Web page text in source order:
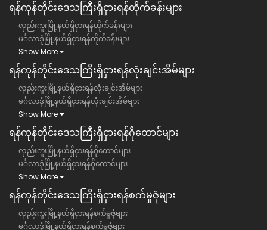
ရန်ကုန်တိုင်းဒေသကြီး​​ရှိငှားရန်တိုက်ခန်းများ
လှည်းကူးမြို့နယ်ရှိငှားရန်တိုက်ခန်းများ
မင်္ဂလာဒုံမြို့နယ်ရှိငှားရန်တိုက်ခန်းများ
Show More
ရန်ကုန်တိုင်းဒေသကြီး​​ရှိငှားရန်လုံးချင်းအိမ်များ
လှည်းကူးမြို့နယ်ရှိငှားရန်လုံးချင်းအိမ်များ
မင်္ဂလာဒုံမြို့နယ်ရှိငှားရန်လုံးချင်းအိမ်များ
Show More
ရန်ကုန်တိုင်းဒေသကြီး​​ရှိငှားရန်ဂိုထောင်များ
လှည်းကူးမြို့နယ်ရှိငှားရန်ဂိုထောင်များ
မင်္ဂလာဒုံမြို့နယ်ရှိငှားရန်ဂိုထောင်များ
Show More
ရန်ကုန်တိုင်းဒေသကြီး​​ရှိငှားရန်စက်မှုဇုံများ
လှည်းကူးမြို့နယ်ရှိငှားရန်စက်မှုဇုံများ
မင်္ဂလာဒုံမြို့နယ်ရှိငှားရန်စက်မှုဇုံများ